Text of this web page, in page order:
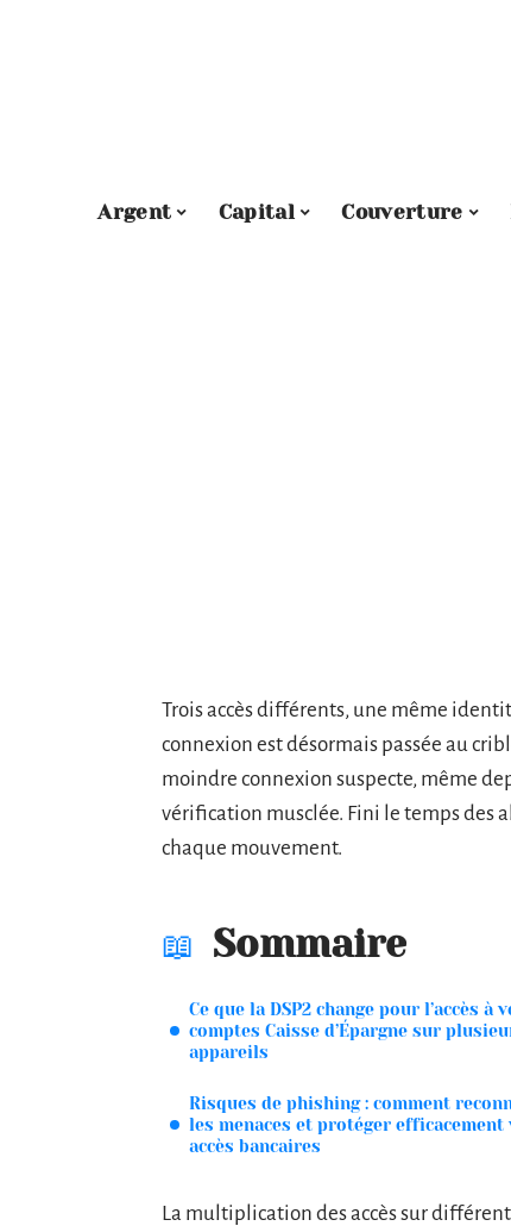
Argent Capital Couverture
Trois accès différents, une même
connexion est désormais passée au
moindre connexion suspecte, même
vérification musclée. Fini le temps des
chaque mouvement.
Sommaire
Ce que la DSP2 change pour l’accès à
comptes Caisse d’Épargne sur
appareils
Risques de phishing : comment
les menaces et protéger efficacement
accès bancaires
La multiplication des accès sur